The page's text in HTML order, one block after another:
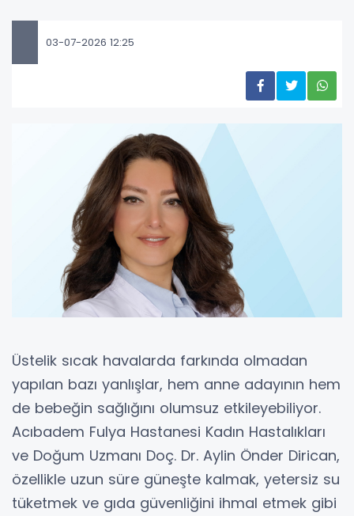
03-07-2026 12:25
Üstelik sıcak havalarda farkında olmadan
yapılan bazı yanlışlar, hem anne adayının hem
de bebeğin sağlığını olumsuz etkileyebiliyor.
Acıbadem Fulya Hastanesi Kadın Hastalıkları
ve Doğum Uzmanı Doç. Dr. Aylin Önder Dirican,
özellikle uzun süre güneşte kalmak, yetersiz su
tüketmek ve gıda güvenliğini ihmal etmek gibi